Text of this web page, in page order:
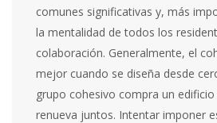
comunes significativas y, más
la mentalidad de todos los
colaboración. Generalmente, el
mejor cuando se diseña desde
grupo cohesivo compra un
renueva juntos. Intentar imponer